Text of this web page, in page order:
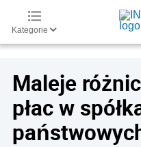
Kategorie
Maleje
płac w